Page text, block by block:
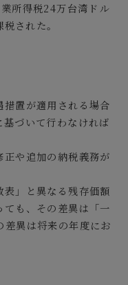
所得税24万台湾ドル
された。
置が適用される場合
づいて行わなければ
や追加の納税義務が
」と異なる残存価額
も、その差異は「一
異は将来の年度にお